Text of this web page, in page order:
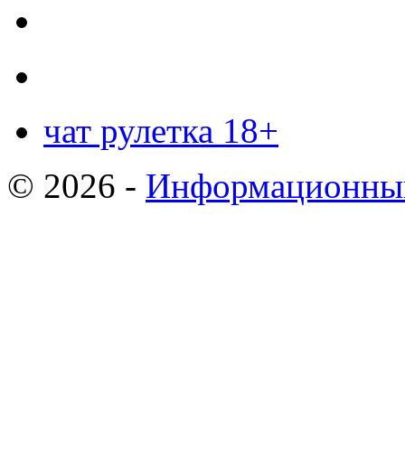
чат рулетка 18+
© 2026 -